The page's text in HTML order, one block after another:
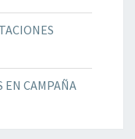
EN CAMPAÑA